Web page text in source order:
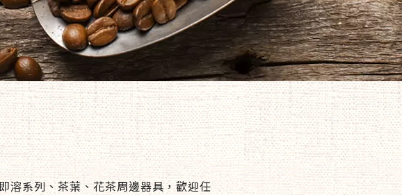
溶系列、茶葉、花茶周邊器具，歡迎任